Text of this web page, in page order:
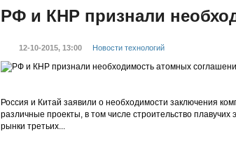
РФ и КНР признали
12-10-2015, 13:00 Новости технологий
Россия и Китай заявили о необходимости заключения
различные проекты, в том числе строительство плавучих
рынки третьих...